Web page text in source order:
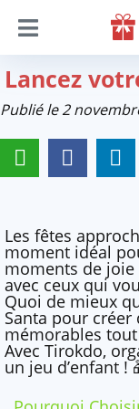
Lancez
Publié le 2
Les fêtes
moment idéal
moments de
avec ceux qui
Quoi de mieux
Santa pour créer
mémorables tout
Avec Tirokdo,
un jeu d’enfant !